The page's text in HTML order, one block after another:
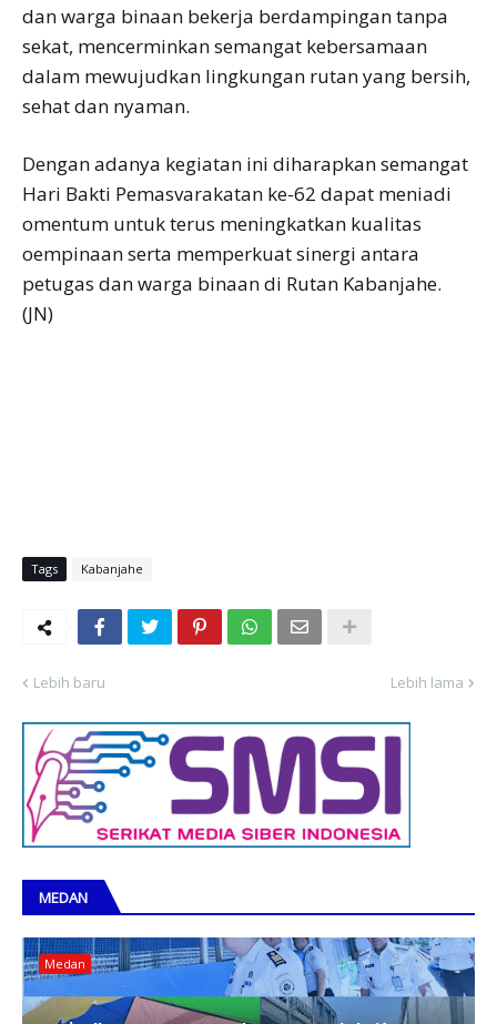
dan warga binaan bekerja berdampingan tanpa
sekat, mencerminkan semangat kebersamaan
dalam mewujudkan lingkungan rutan yang bersih,
sehat dan nyaman.
Dengan adanya kegiatan ini diharapkan semangat
Hari Bakti Pemasvarakatan ke-62 dapat meniadi
omentum untuk terus meningkatkan kualitas
oempinaan serta memperkuat sinergi antara
petugas dan warga binaan di Rutan Kabanjahe.
(JN)
Tags Kabanjahe
Lebih baru Lebih lama
MEDAN
Medan